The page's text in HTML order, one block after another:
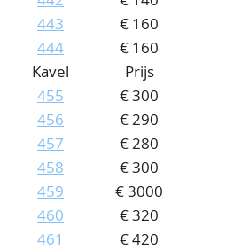
443
€ 160
444
€ 160
Kavel
Prijs
455
€ 300
456
€ 290
457
€ 280
458
€ 300
459
€ 3000
460
€ 320
461
€ 420